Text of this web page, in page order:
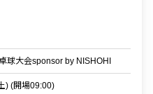
球大会sponsor by NISHOHI
) (開場09:00)